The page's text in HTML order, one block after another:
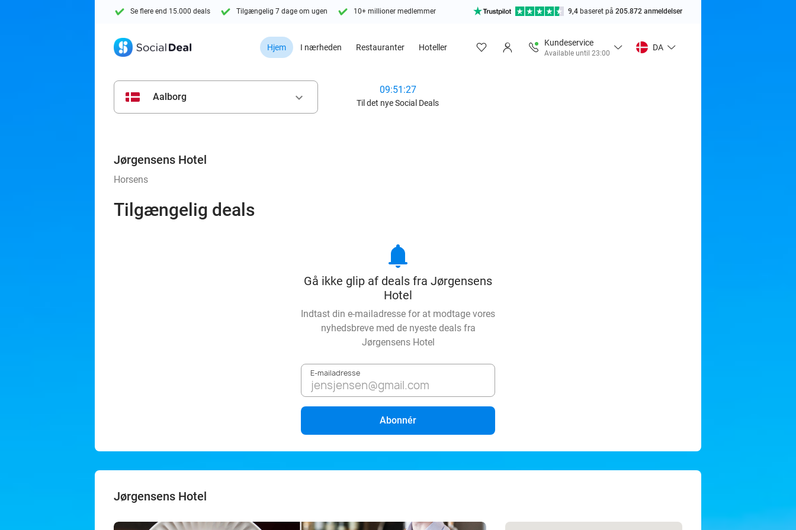
Se flere end 15.000 deals Tilgængelig 7 dage om ugen 10+ millioner medlemmer 9,4 baseret på 205.872 anmeldelser
Hjem I nærheden Restauranter Hoteller
Kundeservice
Available until 23:00
DA
Aalborg keyboard_arrow_down
09:51:25
Til det nye Social Deals
Jørgensens Hotel
Horsens
Tilgængelig deals
notifications
Gå ikke glip af deals fra Jørgensens
Hotel
Indtast din e-mailadresse for at modtage vores
nyhedsbreve med de nyeste deals fra
Jørgensens Hotel
E-mailadresse
Abonnér
Jørgensens Hotel